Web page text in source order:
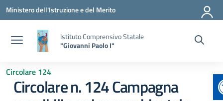
Vai ai contenuti
Vai al menu di navigazione
Vai al footer
Ministero dell'Istruzione e del Merito
Istituto Comprensivo Statale
"Giovanni Paolo I"
Circolare 124
Circolare n. 124 Campagna